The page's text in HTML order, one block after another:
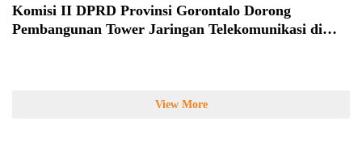
Komisi II DPRD Provinsi Gorontalo Dorong
Pembangunan Tower Jaringan Telekomunikasi di
View More